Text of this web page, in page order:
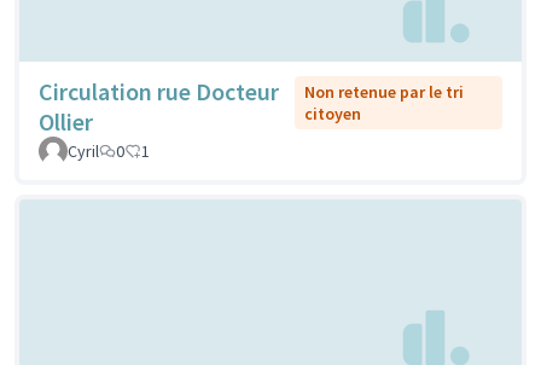
Circulation rue Docteur
Ollier
Non retenue par le tri
citoyen
Cyril
0 1